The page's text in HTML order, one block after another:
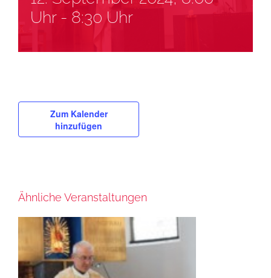
Uhr- 8:30 Uhr
Zum Kalender
hinzufügen
Ähnliche Veranstaltungen